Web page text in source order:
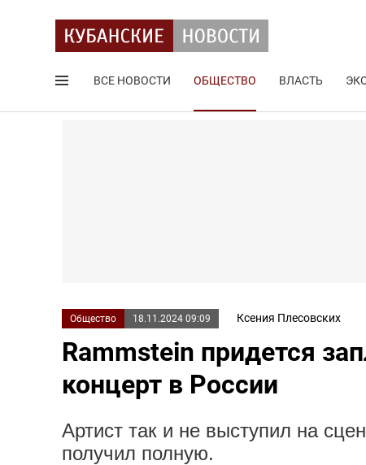
ВСЕ НОВОСТИ ОБЩЕСТВО ВЛАСТЬ
Общество 18.11.2024 09:09 Ксения Плесовских
Rammstein придется
концерт в России
Артист так и не выступил на
получил полную.